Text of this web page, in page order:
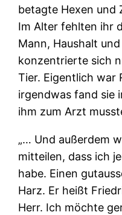
betagte Hexen und
Im Alter fehlten ihr
Mann, Haushalt
konzentrierte sich
Tier. Eigentlich war
irgendwas fand sie
ihm zum Arzt
„… Und außerdem
mitteilen, dass ich
habe. Einen
Harz. Er heißt
Herr. Ich möchte